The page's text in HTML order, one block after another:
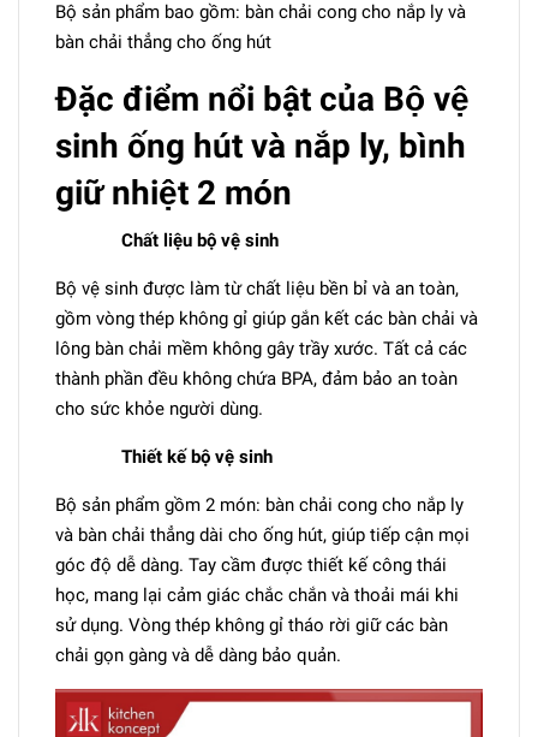
Bộ sản phẩm bao gồm: bàn chải cong cho nắp ly và
bàn chải thẳng cho ống hút
Đặc điểm nổi bật của Bộ vệ
sinh ống hút và nắp ly, bình
giữ nhiệt 2 món
Chất liệu bộ vệ sinh
Bộ vệ sinh được làm từ chất liệu bền bỉ và an toàn,
gồm vòng thép không gỉ giúp gắn kết các bàn chải và
lông bàn chải mềm không gây trầy xước. Tất cả các
thành phần đều không chứa BPA, đảm bảo an toàn
cho sức khỏe người dùng.
Thiết kế bộ vệ sinh
Bộ sản phẩm gồm 2 món: bàn chải cong cho nắp ly
và bàn chải thẳng dài cho ống hút, giúp tiếp cận mọi
góc độ dễ dàng. Tay cầm được thiết kế công thái
học, mang lại cảm giác chắc chắn và thoải mái khi
sử dụng. Vòng thép không gỉ tháo rời giữ các bàn
chải gọn gàng và dễ dàng bảo quản.